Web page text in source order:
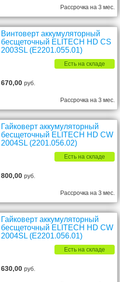
Рассрочка на 3 мес.
Винтоверт аккумуляторный
бесщеточный ELITECH HD CS
2003SL (E2201.055.01)
Есть на складе
670,00руб.
Рассрочка на 3 мес.
Гайковерт аккумуляторный
бесщеточный ELITECH HD CW
2004SL (2201.056.02)
Есть на складе
800,00руб.
Рассрочка на 3 мес.
Гайковерт аккумуляторный
бесщеточный ELITECH HD CW
2004SL (E2201.056.01)
Есть на складе
630,00руб.